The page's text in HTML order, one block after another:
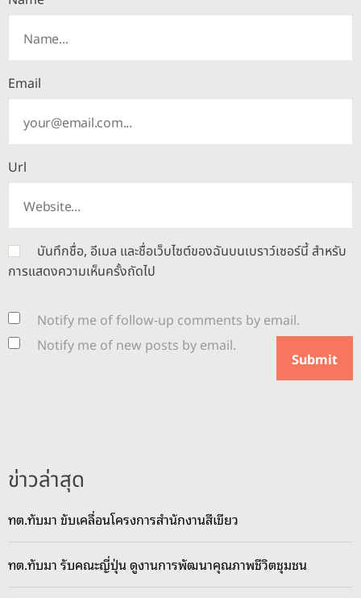
Email
Url
บันทึกชื่อ, อีเมล และชื่อเว็บไซต์ของฉันบนเบราว์เซอร์นี้ สำหรับ
การแสดงความเห็นครั้งถัดไป
Notify me of follow-up comments by email.
Notify me of new posts by email.
ข่าวล่าสุด
ทต.ทับมา ขับเคลื่อนโครงการสำนักงานสีเขียว
ทต.ทับมา รับคณะญี่ปุ่น ดูงานการพัฒนาคุณภาพชีวิตชุมชน